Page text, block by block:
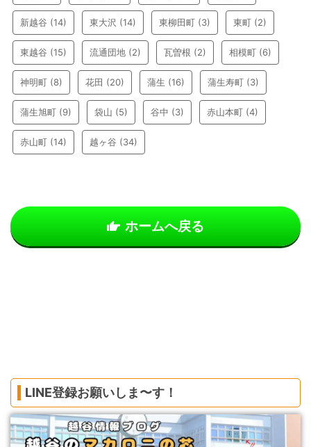
新越谷 (14) 東大沢 (14) 東柳田町 (3) 東町 (2)
東越谷 (15) 流通団地 (2) 瓦曽根 (2) 相模町 (6)
神明町 (8) 花田 (20) 蒲生 (16) 蒲生寿町 (3)
蒲生旭町 (9) 袋山 (5) 谷中 (3) 赤山本町 (4)
赤山町 (14) 越ヶ谷 (34)
ホームへ戻る
LINE登録お願いしま〜す！